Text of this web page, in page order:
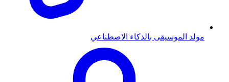
مولد الموسيقى بالذكاء الاصطناعي